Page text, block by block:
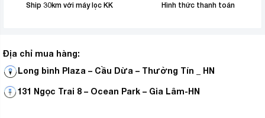
Ship 30km với máy lọc KK Hình thức thanh toán
Địa chỉ mua hàng:
Long bình Plaza – Cầu Dừa – Thường Tín _ HN
131 Ngọc Trai 8 – Ocean Park – Gia Lâm-HN